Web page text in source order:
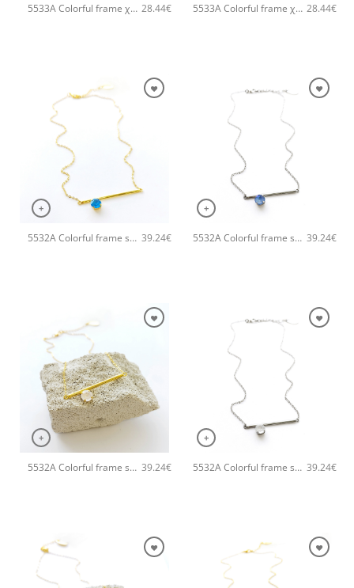
5533A Colorful frame χειροποίητο κολιέ Catherine bijoux Ασημί 28.44€ 5533A Colorful frame χειροποίητο κολιέ Catherine bijoux Ανοιχτό Πράσινο 28.44€
+
5532A Colorful frame small χειροποίητο κολιέ Catherine bijoux Τυρκουάζ 39.24€
+
5532A Colorful frame small χειροποίητο κολιέ Catherine bijoux Σιέλ 39.24€
+
5532A Colorful frame small χειροποίητο κολιέ Catherine bijoux Άσπρο 39.24€
+
5532A Colorful frame small χειροποίητο κολιέ Catherine bijoux Ασημί 39.24€